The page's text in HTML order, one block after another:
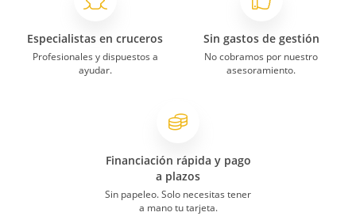
Especialistas en cruceros
Profesionales y dispuestos a
ayudar.
Sin gastos de gestión
No cobramos por nuestro
asesoramiento.
Financiación rápida y pago
a plazos
Sin papeleo. Solo necesitas tener
a mano tu tarjeta.